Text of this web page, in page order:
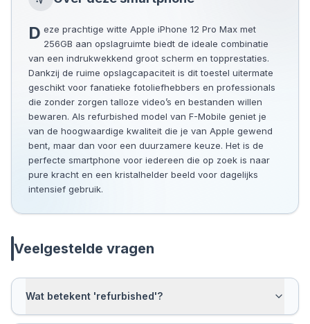
Deze prachtige witte Apple iPhone 12 Pro Max met
256GB aan opslagruimte biedt de ideale combinatie
van een indrukwekkend groot scherm en topprestaties.
Dankzij de ruime opslagcapaciteit is dit toestel uitermate
geschikt voor fanatieke fotoliefhebbers en professionals
die zonder zorgen talloze video’s en bestanden willen
bewaren. Als refurbished model van F-Mobile geniet je
van de hoogwaardige kwaliteit die je van Apple gewend
bent, maar dan voor een duurzamere keuze. Het is de
perfecte smartphone voor iedereen die op zoek is naar
pure kracht en een kristalhelder beeld voor dagelijks
intensief gebruik.
Veelgestelde vragen
Wat betekent 'refurbished'?